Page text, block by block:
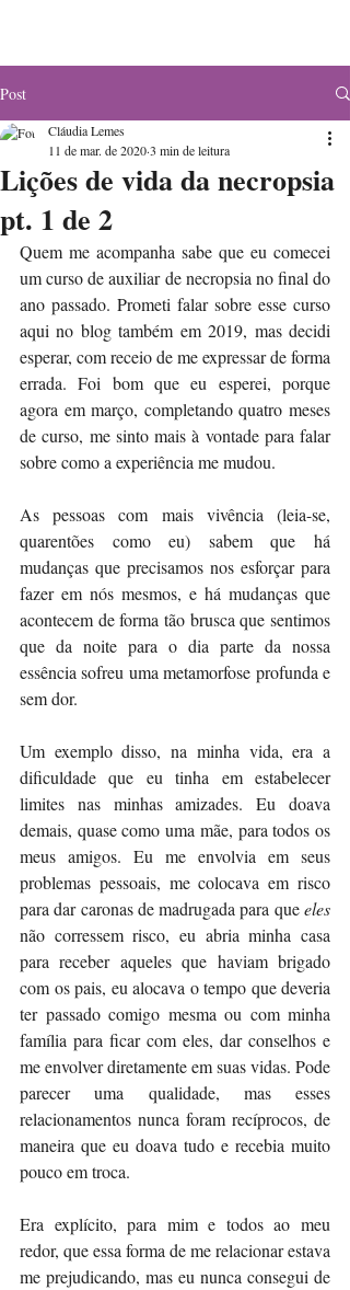
Post
Lições de vida da necropsia
pt. 1 de 2
Cláudia Lemes
11 de mar. de 20203 min de leitura
Quem me acompanha sabe que eu comecei
um curso de auxiliar de necropsia no final do
ano passado. Prometi falar sobre esse curso
aqui no blog também em 2019, mas decidi
esperar, com receio de me expressar de forma
errada. Foi bom que eu esperei, porque
agora em março, completando quatro meses
de curso, me sinto mais à vontade para falar
sobre como a experiência me mudou.
As pessoas com mais vivência (leia-se,
quarentões como eu) sabem que há
mudanças que precisamos nos esforçar para
fazer em nós mesmos, e há mudanças que
acontecem de forma tão brusca que sentimos
que da noite para o dia parte da nossa
essência sofreu uma metamorfose profunda e
sem dor.
Um exemplo disso, na minha vida, era a
dificuldade que eu tinha em estabelecer
limites nas minhas amizades. Eu doava
demais, quase como uma mãe, para todos os
meus amigos. Eu me envolvia em seus
problemas pessoais, me colocava em risco
para dar caronas de madrugada para que eles
não corressem risco, eu abria minha casa
para receber aqueles que haviam brigado
com os pais, eu alocava o tempo que deveria
ter passado comigo mesma ou com minha
família para ficar com eles, dar conselhos e
me envolver diretamente em suas vidas. Pode
parecer uma qualidade, mas esses
relacionamentos nunca foram recíprocos, de
maneira que eu doava tudo e recebia muito
pouco em troca.
Era explícito, para mim e todos ao meu
redor, que essa forma de me relacionar estava
me prejudicando, mas eu nunca consegui de